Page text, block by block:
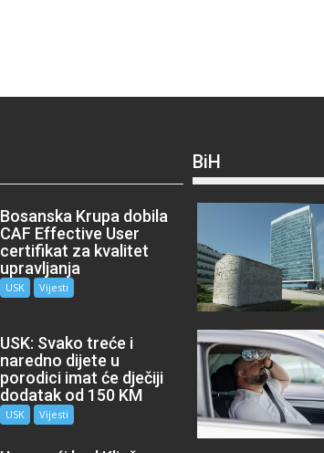
Bosanska Krupa dobila
CAF Effective User
certifikat za kvalitet
upravljanja
USK Vijesti
USK: Svako treće i
naredno dijete u
porodici imat će dječiji
dodatak od 150 KM
USK Vijesti
BiH